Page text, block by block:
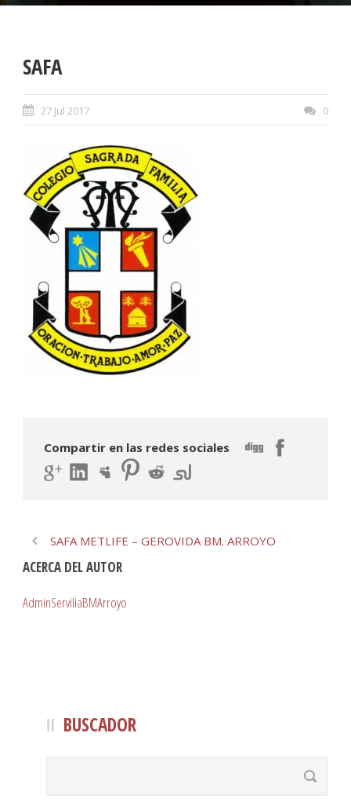
SAFA
27 Jul 2017 0
Compartir en las redes sociales
SAFA METLIFE – GEROVIDA BM. ARROYO
ACERCA DEL AUTOR
AdminServiliaBMArroyo
BUSCADOR